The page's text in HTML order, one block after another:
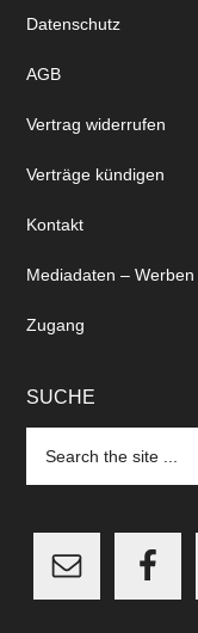
Datenschutz
AGB
Vertrag widerrufen
Verträge kündigen
Kontakt
Mediadaten –
Zugang
SUCHE
the